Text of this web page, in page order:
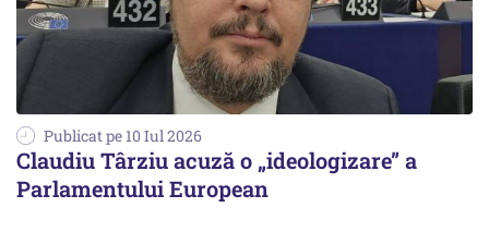
Publicat pe 10 Iul 2026
Claudiu Târziu acuză o „ideologizare” a
Parlamentului European